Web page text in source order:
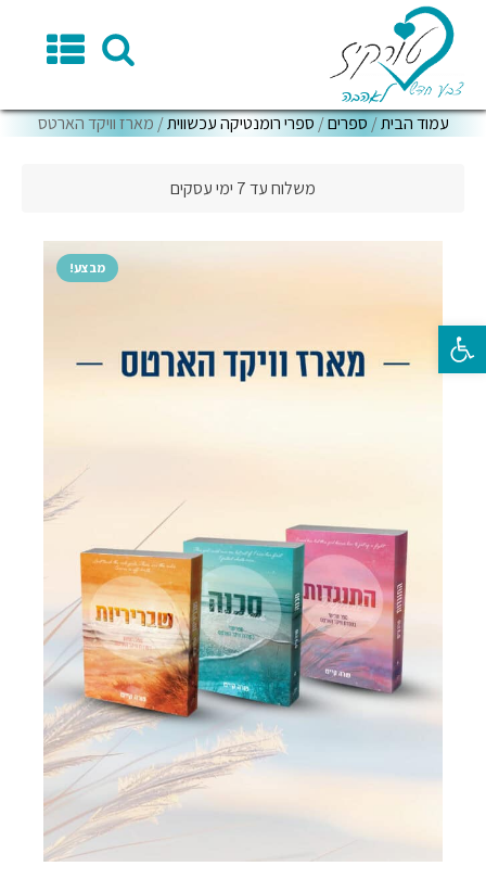
פתח סרגל נגישות
עמוד הבית/ ספרים/ ספרי רומנטיקה עכשווית/ מארז וויקד הארטס
משלוח עד 7 ימי עסקים
מבצע!